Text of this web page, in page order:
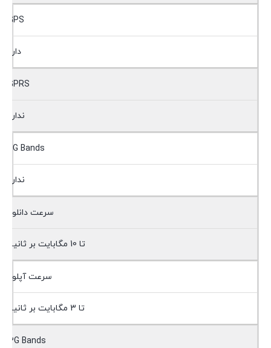
GPS
دارد
GPRS
ندارد
2G Bands
ندارد
سرعت دانلود
تا 10 مگابایت بر ثانیه
سرعت آپلود
تا 3 مگابایت بر ثانیه
3G Bands